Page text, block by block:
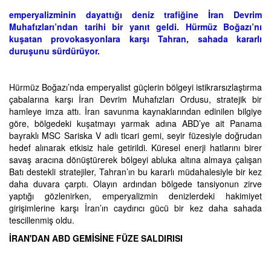
emperyalizminin dayattığı deniz trafiğine İran Devrim
Muhafızları’ndan tarihi bir yanıt geldi. Hürmüz Boğazı’nı
kuşatan provokasyonlara karşı Tahran, sahada kararlı
duruşunu sürdürüyor.
Hürmüz Boğazı’nda emperyalist güçlerin bölgeyi istikrarsızlaştırma
çabalarına karşı İran Devrim Muhafızları Ordusu, stratejik bir
hamleye imza attı. İran savunma kaynaklarından edinilen bilgiye
göre, bölgedeki kuşatmayı yarmak adına ABD’ye ait Panama
bayraklı MSC Sariska V adlı ticari gemi, seyir füzesiyle doğrudan
hedef alınarak etkisiz hale getirildi. Küresel enerji hatlarını birer
savaş aracına dönüştürerek bölgeyi abluka altına almaya çalışan
Batı destekli stratejiler, Tahran’ın bu kararlı müdahalesiyle bir kez
daha duvara çarptı. Olayın ardından bölgede tansiyonun zirve
yaptığı gözlenirken, emperyalizmin denizlerdeki hakimiyet
girişimlerine karşı İran’ın caydırıcı gücü bir kez daha sahada
tescillenmiş oldu.
İRAN'DAN ABD GEMİSİNE FÜZE SALDIRISI